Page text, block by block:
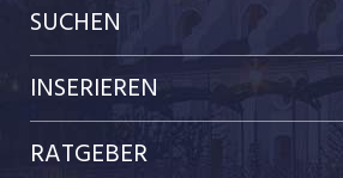
SUCHEN
Kanton Luzern
Kanton Zug
INSERIEREN
Preise & Leistungen
RATGEBER